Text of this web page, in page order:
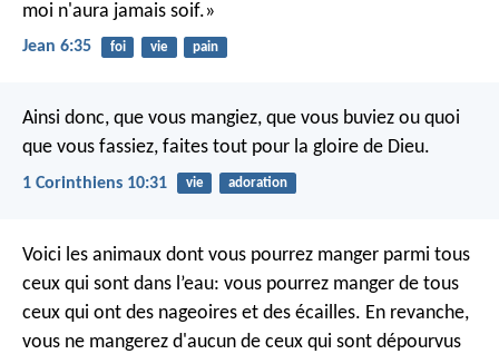
moi n'aura jamais soif.»
Jean 6:35 foi vie pain
Ainsi donc, que vous mangiez, que vous buviez ou quoi
que vous fassiez, faites tout pour la gloire de Dieu.
1 Corinthiens 10:31 vie adoration
Voici les animaux dont vous pourrez manger parmi tous
ceux qui sont dans l’eau: vous pourrez manger de tous
ceux qui ont des nageoires et des écailles. En revanche,
vous ne mangerez d'aucun de ceux qui sont dépourvus